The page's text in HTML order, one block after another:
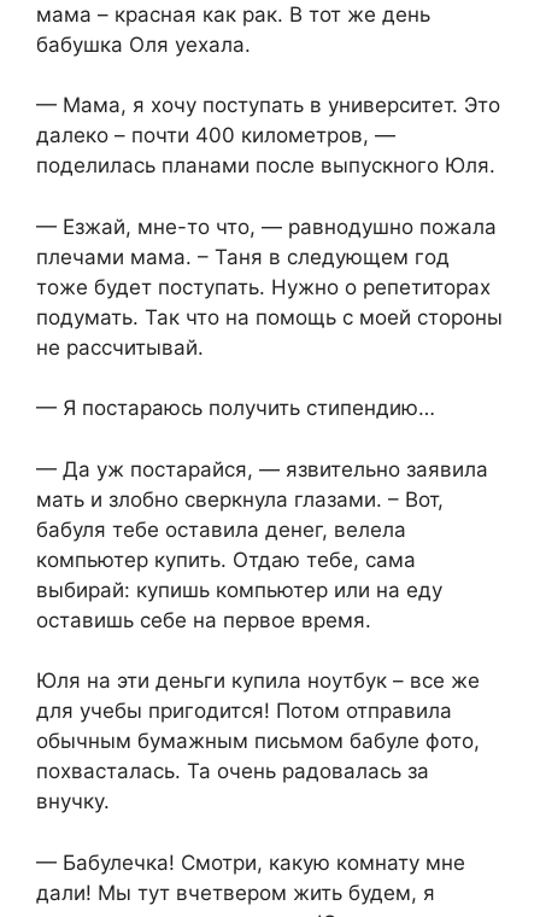
мама – красная как рак. В тот же день
бабушка Оля уехала.
— Мама, я хочу поступать в университет. Это
далеко – почти 400 километров, —
поделилась планами после выпускного Юля.
— Езжай, мне-то что, — равнодушно пожала
плечами мама. – Таня в следующем год
тоже будет поступать. Нужно о репетиторах
подумать. Так что на помощь с моей стороны
не рассчитывай.
— Я постараюсь получить стипендию…
— Да уж постарайся, — язвительно заявила
мать и злобно сверкнула глазами. – Вот,
бабуля тебе оставила денег, велела
компьютер купить. Отдаю тебе, сама
выбирай: купишь компьютер или на еду
оставишь себе на первое время.
Юля на эти деньги купила ноутбук – все же
для учебы пригодится! Потом отправила
обычным бумажным письмом бабуле фото,
похвасталась. Та очень радовалась за
внучку.
— Бабулечка! Смотри, какую комнату мне
дали! Мы тут вчетвером жить будем, я